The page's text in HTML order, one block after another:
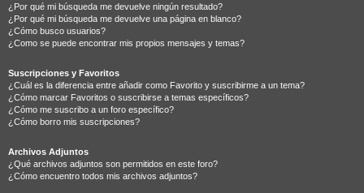
¿Por qué mi búsqueda me devuelve ningún resultado?
¿Por qué mi búsqueda me devuelve una página en blanco?
¿Cómo busco usuarios?
¿Como se puede encontrar mis propios mensajes y temas?
Suscripciones y Favoritos
¿Cuál es la diferencia entre añadir como Favorito y suscribirme a un tema?
¿Cómo marcar Favoritos o suscribirse a temas específicos?
¿Cómo me suscribo a un foro específico?
¿Cómo borro mis suscripciones?
Archivos Adjuntos
¿Qué archivos adjuntos son permitidos en este foro?
¿Cómo encuentro todos mis archivos adjuntos?